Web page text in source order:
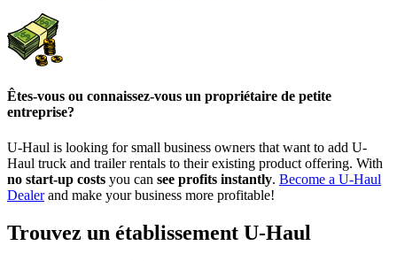
Êtes-vous ou connaissez-vous un propriétaire de petite
entreprise?
U-Haul is looking for small business owners that want to add U-
Haul truck and trailer rentals to their existing product offering. With
no start-up costs you can see profits instantly. Become a U-Haul
Dealerand make your business more profitable!
Trouvez un établissement U-Haul